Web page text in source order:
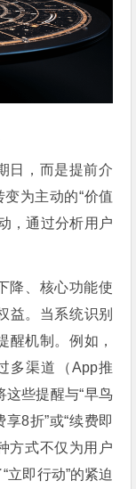
日，而是提前介
变为主动的“价值
，通过分析用户
降、核心功能使
益。当系统识别
醒机制。例如，
多渠道（App推
些提醒与“早鸟
8折”或“续费即
方式不仅为用户
立即行动”的紧迫